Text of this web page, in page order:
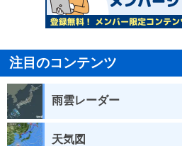
注目のコンテンツ
雨雲レーダー
天気図